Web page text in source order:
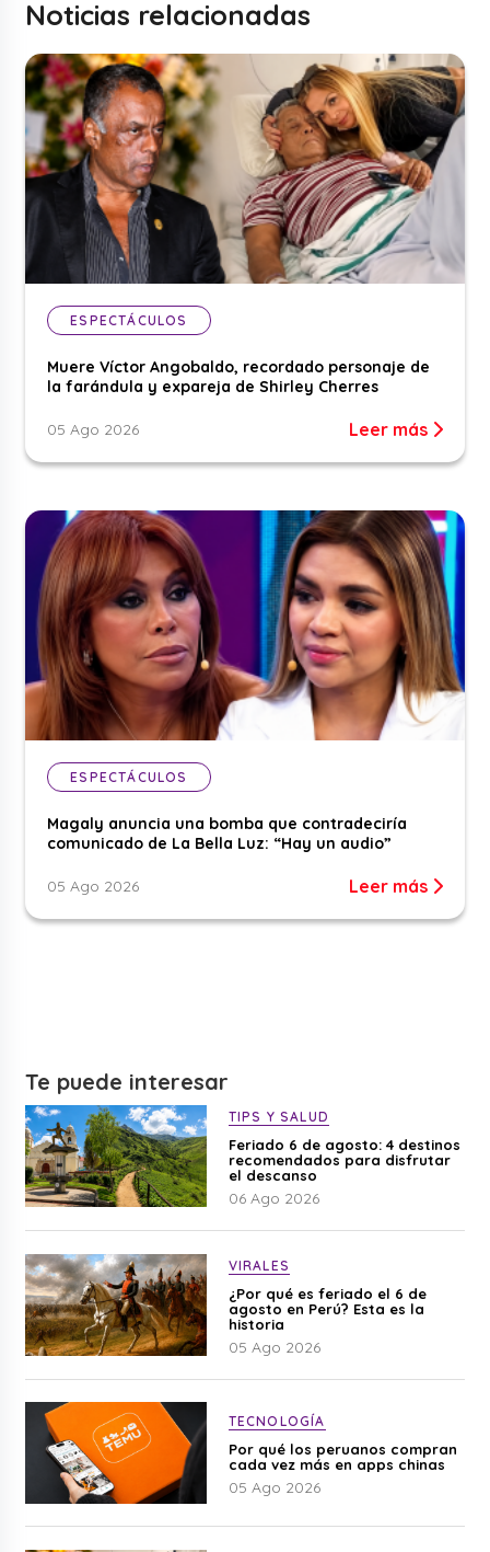
Noticias relacionadas
ESPECTÁCULOS
Muere Víctor Angobaldo, recordado personaje de
la farándula y expareja de Shirley Cherres
05 Ago 2026 Leer más
ESPECTÁCULOS
Magaly anuncia una bomba que contradeciría
comunicado de La Bella Luz: “Hay un audio”
05 Ago 2026 Leer más
Te puede interesar
TIPS Y SALUD
Feriado 6 de agosto: 4 destinos
recomendados para disfrutar
el descanso
06 Ago 2026
VIRALES
¿Por qué es feriado el 6 de
agosto en Perú? Esta es la
historia
05 Ago 2026
TECNOLOGÍA
Por qué los peruanos compran
cada vez más en apps chinas
05 Ago 2026